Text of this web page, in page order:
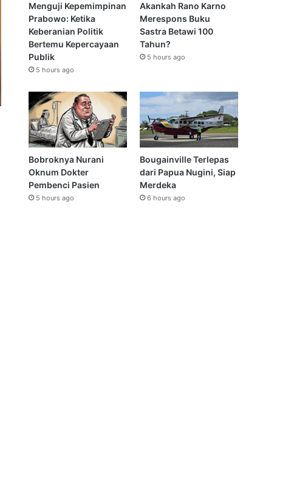
Menguji Kepemimpinan
Prabowo: Ketika
Keberanian Politik
Bertemu Kepercayaan
Publik
5 hours ago
Akankah Rano Karno
Merespons Buku
Sastra Betawi 100
Tahun?
5 hours ago
Bobroknya Nurani
Oknum Dokter
Pembenci Pasien
5 hours ago
Bougainville Terlepas
dari Papua Nugini, Siap
Merdeka
6 hours ago